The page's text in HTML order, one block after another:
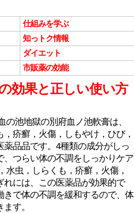
仕組みを学ぶ
知っトク情報
ダイエット
市販薬の効能
効果と正しい使い方
の池地獄の別府血ノ池軟膏は、
疥癬，火傷，しもやけ，ひび，
薬品品です。4種類の成分がしっ
、つらい体の不調をしっかりケア
水虫，しらくも，疥癬，火傷，
れには、この医薬品が効果的で
きで体の不調を緩和するので、体
す。